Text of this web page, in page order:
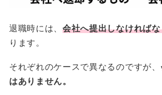
退職時には、会社へ提出しなければ
ります。
それぞれのケースで異なるのですが、
はありません。